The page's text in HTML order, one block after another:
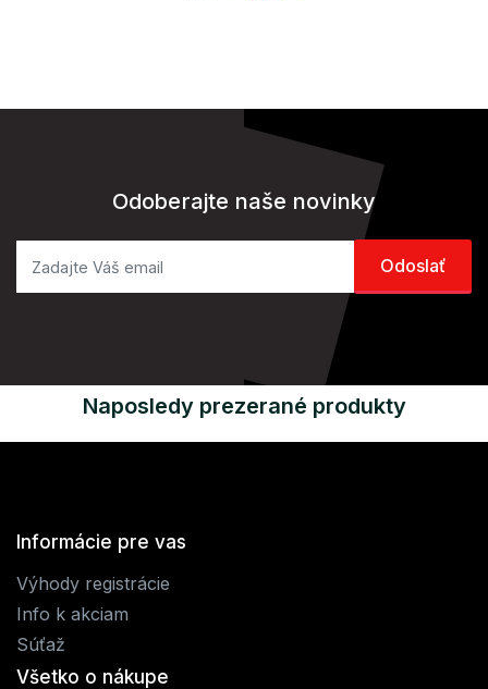
Odoberajte naše novinky
Naposledy prezerané produkty
Informácie pre vas
Výhody registrácie
Info k akciam
Súťaž
Všetko o nákupe